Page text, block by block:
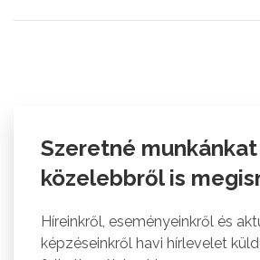
Szeretné munkánkat
közelebbről is
Híreinkről, eseményeinkről és
képzéseinkről havi hírlevelet